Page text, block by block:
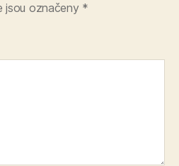
jsou označeny *